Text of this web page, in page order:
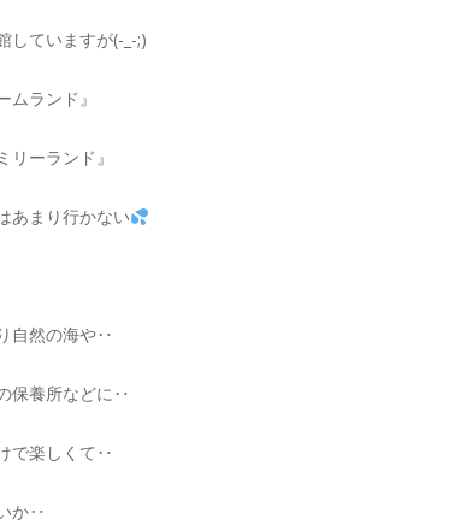
していますが(-_-;)
ムランド』
リーランド』
あまり行かない
自然の海や‥
保養所などに‥
で楽しくて‥
か‥